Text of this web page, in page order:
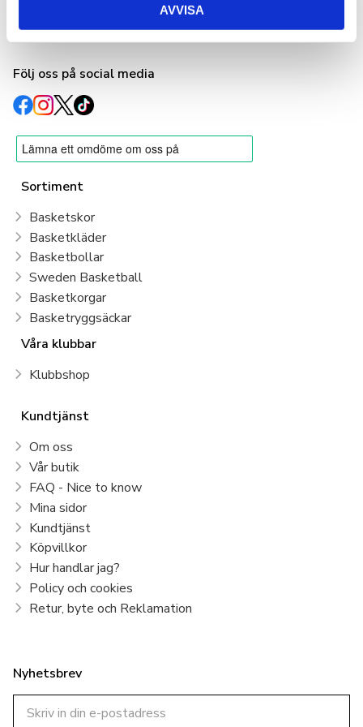
AVVISA
Följ oss på social media
Sortiment
Basketskor
Basketkläder
Basketbollar
Sweden Basketball
Basketkorgar
Basketryggsäckar
Våra klubbar
Klubbshop
Kundtjänst
Om oss
Vår butik
FAQ - Nice to know
Mina sidor
Kundtjänst
Köpvillkor
Hur handlar jag?
Policy och cookies
Retur, byte och Reklamation
Nyhetsbrev